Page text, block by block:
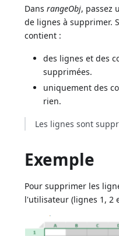
DansrangeObj, passez
de lignes à supprimer.
contient :
des lignes et des
supprimées.
uniquement des
rien.
Les lignes sont
Exemple
Pour supprimer les
l'utilisateur (lignes 1, 2